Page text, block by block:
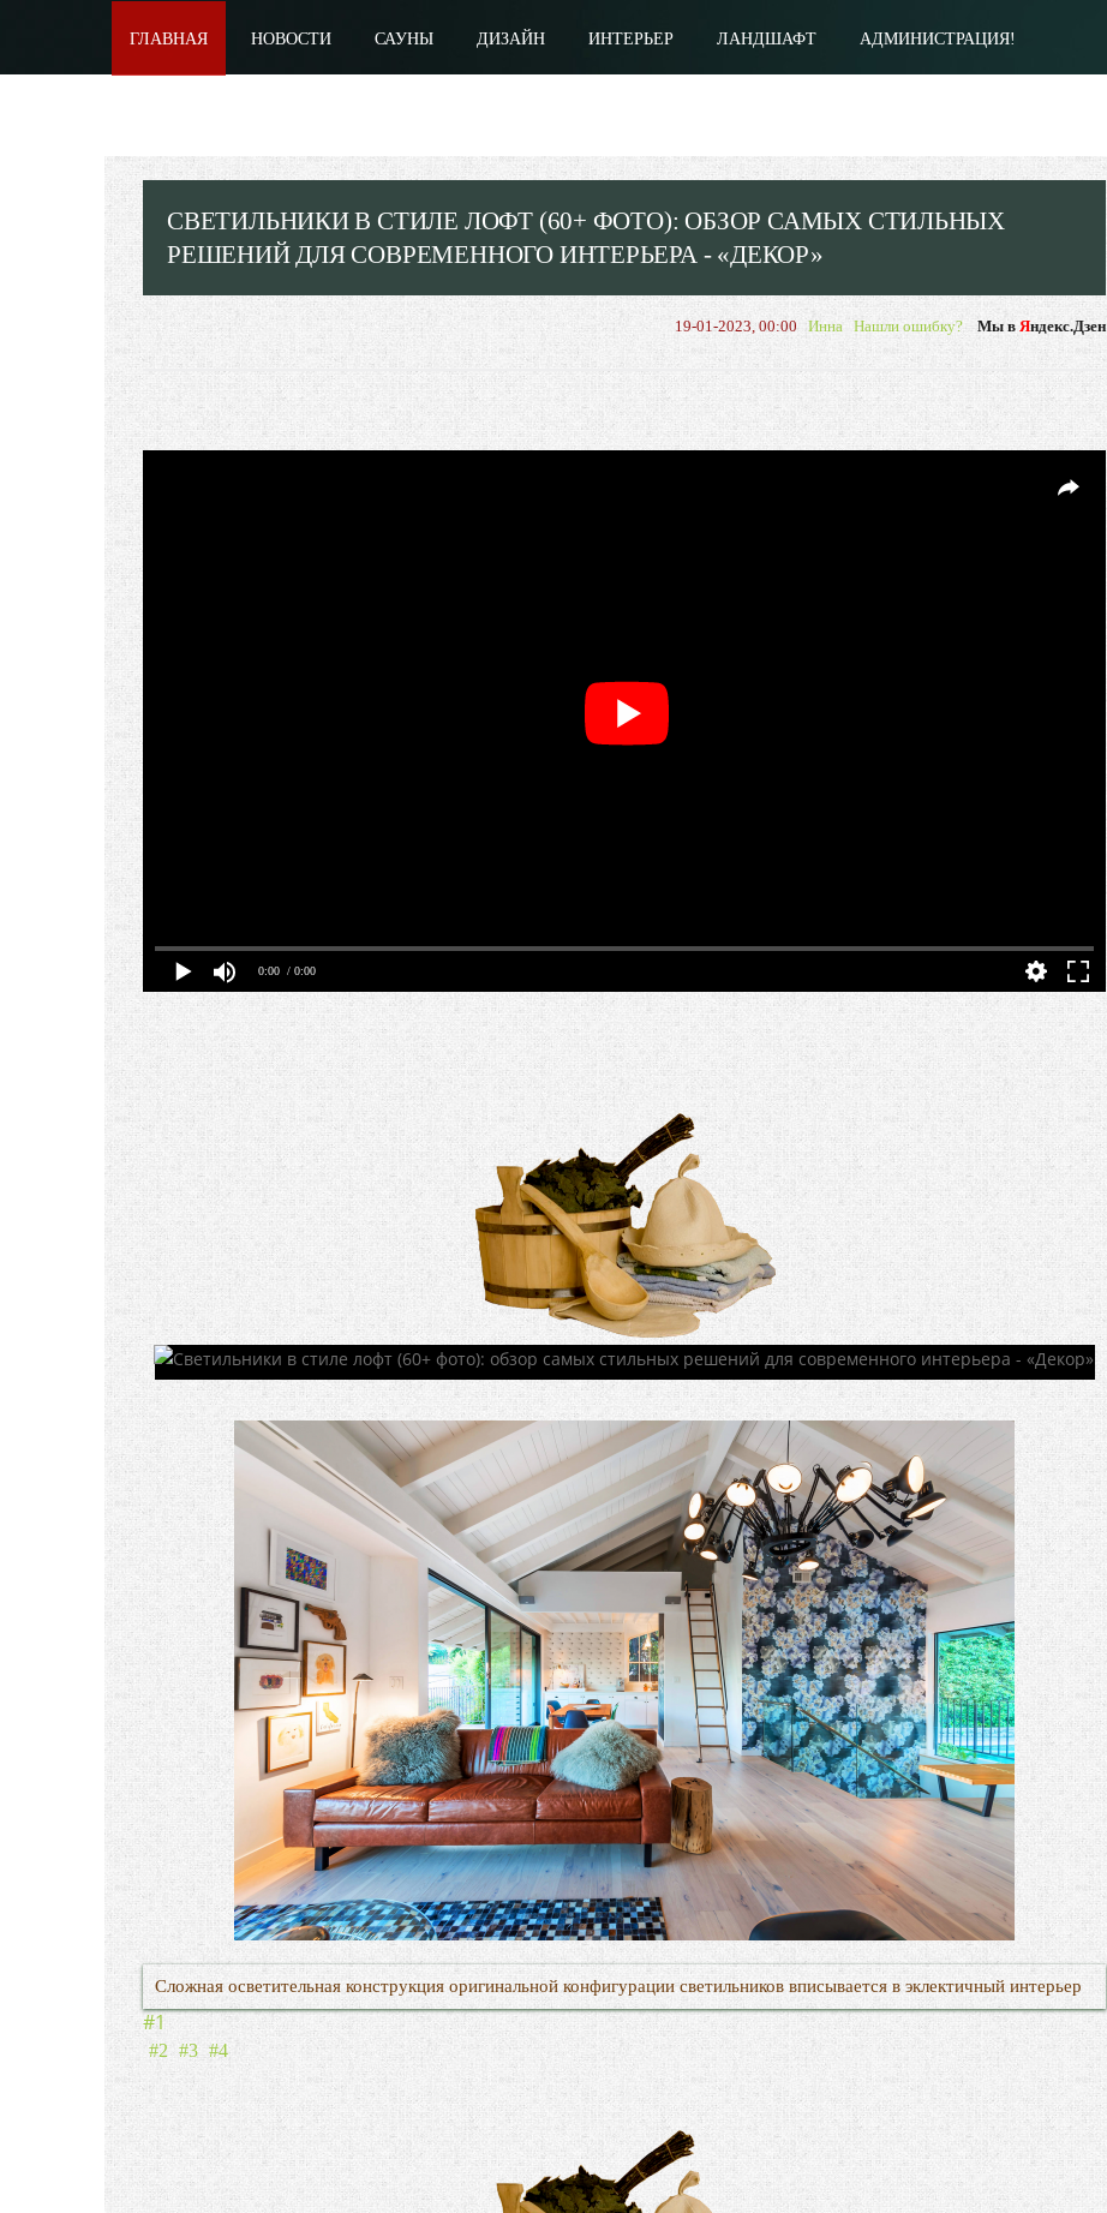
ГЛАВНАЯ НОВОСТИ САУНЫ ДИЗАЙН ИНТЕРЬЕР ЛАНДШАФТ АДМИНИСТРАЦИЯ!
СВЕТИЛЬНИКИ В СТИЛЕ ЛОФТ (60+ ФОТО): ОБЗОР САМЫХ СТИЛЬНЫХ
РЕШЕНИЙ ДЛЯ СОВРЕМЕННОГО ИНТЕРЬЕРА - «ДЕКОР»
19-01-2023, 00:00Инна Нашли ошибку? Мы в Яндекс.Дзен
0:00 / 0:00
Сложная осветительная конструкция оригинальной конфигурации светильников вписывается в эклектичный интерьер
#1
#2 #3 #4